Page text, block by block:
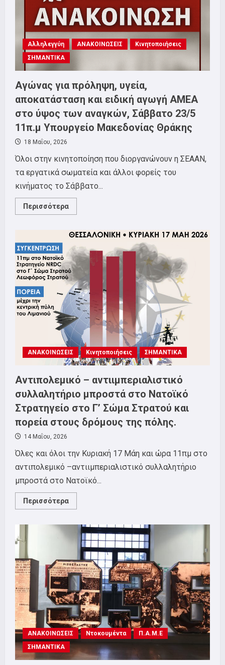
μας
Αλληλεγγύη ΑΝΑΚΟΙΝΩΣΕΙΣ
Κινητοποιήσεις
ΣΗΜΑΝΤΙΚΑ
Αγώνας για πρόληψη, υγεία,
αποκατάσταση και ειδική αγωγή ΑΜΕΑ
στο ύψος των αναγκών, Σάββατο 23/5
11π.μ Υπουργείο Μακεδονίας Θράκης
18 Μαΐου, 2026
Όλοι στην κινητοποίηση που διοργανώνουν η ΣΕΑΑΝ,
τα εργατικά σωματεία και άλλοι φορείς του
κινήματος το Σάββατο...
Περισσότερα
more
για
υγεία,
αποκατάσταση
και
ειδική
αγωγή
ΑΜΕΑ
στο
ύψος
των
αναγκών,
Σάββατο
23/5
11π.μ
Υπουργείο
Μακεδονίας
Θράκης
ΑΝΑΚΟΙΝΩΣΕΙΣ Κινητοποιήσεις ΣΗΜΑΝΤΙΚΑ
Αντιπολεμικό – αντιιμπεριαλιστικό
συλλαλητήριο μπροστά στο Νατοϊκό
Στρατηγείο στο Γ’ Σώμα Στρατού και
πορεία στους δρόμους της πόλης.
14 Μαΐου, 2026
Όλες και όλοι την Κυριακή 17 Μάη και ώρα 11πμ στο
αντιπολεμικό –αντιιμπεριαλιστικό συλλαλητήριο
μπροστά στο Νατοϊκό...
Περισσότερα
more
αντιιμπεριαλιστικό
συλλαλητήριο
μπροστά
Νατοϊκό
Στρατηγείο
στο
Γ’
Σώμα
Στρατού
και
πορεία
στους
δρόμους
της
πόλης.
ΑΝΑΚΟΙΝΩΣΕΙΣ Ντοκουμέντα
Π.Α.Μ.Ε
ΣΗΜΑΝΤΙΚΑ